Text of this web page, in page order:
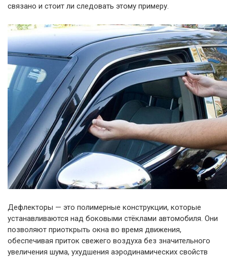
связано и стоит ли следовать этому примеру.
Дефлекторы — это полимерные конструкции, которые
устанавливаются над боковыми стёклами автомобиля. Они
позволяют приоткрыть окна во время движения,
обеспечивая приток свежего воздуха без значительного
увеличения шума, ухудшения аэродинамических свойств